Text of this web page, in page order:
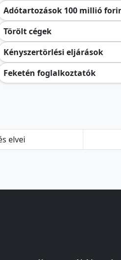
Adótartozások 100 millió
Törölt cégek
Kényszertörlési eljárások
Feketén foglalkoztatók
elvei